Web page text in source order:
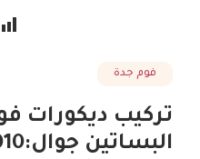
فوم جدة
تركيب ديكورات